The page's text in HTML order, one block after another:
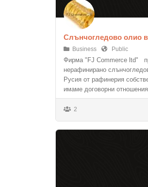
Слънчогледово олио
Business Public
Фирма "FJ Commerce ltd"
нерафинирано
Русия от рафинерия
имаме договорни отношения
2